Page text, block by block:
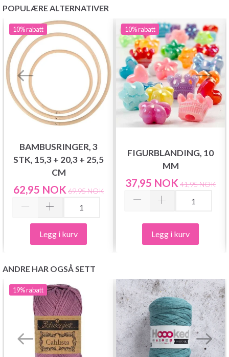
POPULÆRE ALTERNATIVER
10%rabatt
BAMBUSRINGER, 3
STK, 15,3 + 20,3 + 25,5
CM
62,95 NOK 69,95 NOK
Legg i kurv
10%rabatt
FIGURBLANDING, 10
MM
37,95 NOK 41,95 NOK
Legg i kurv
ANDRE HAR OGSÅ SETT
19%rabatt